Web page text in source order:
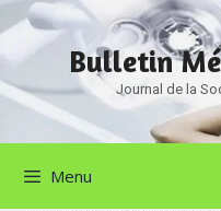
Aller
au
contenu
Bulletin
Journal de la
Menu